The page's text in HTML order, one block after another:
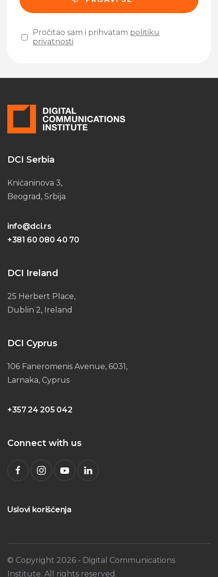
Pročitao sam i prihvatam politiku
privatnosti
DCI Serbia
Knićaninova 3,
Beograd, Srbija
info@dci.rs
+381 60 080 40 70
DCI Ireland
25 Herbert Place,
Dublin 2, Ireland
DCI Cyprus
106 Faneromenis Avenue, 6031,
Larnaka, Cyprus
+357 24 205 042
Connect with us
Uslovi korišćenja
© Copyright 2026 - Digital Communications
Institute. All rights reserved.